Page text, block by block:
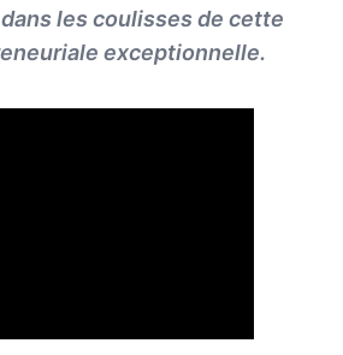
les coulisses de cette
exceptionnelle.